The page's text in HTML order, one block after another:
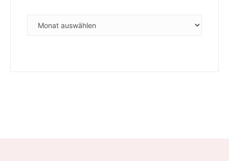
ARCHIVE